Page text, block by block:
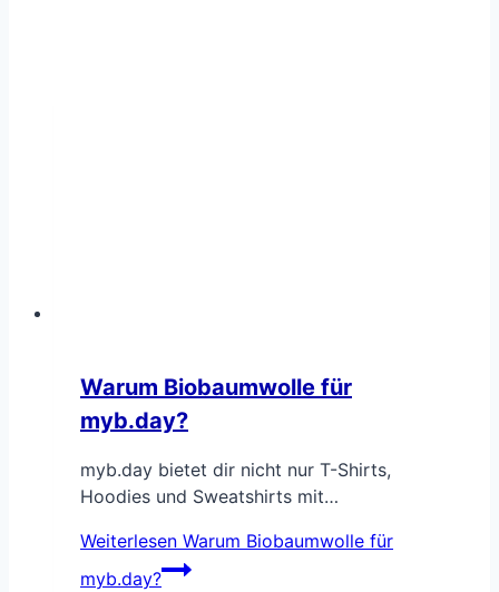
Warum Biobaumwolle für
myb.day?
myb.day bietet dir nicht nur T-Shirts,
Hoodies und Sweatshirts mit…
Weiterlesen Warum Biobaumwolle für
myb.day?